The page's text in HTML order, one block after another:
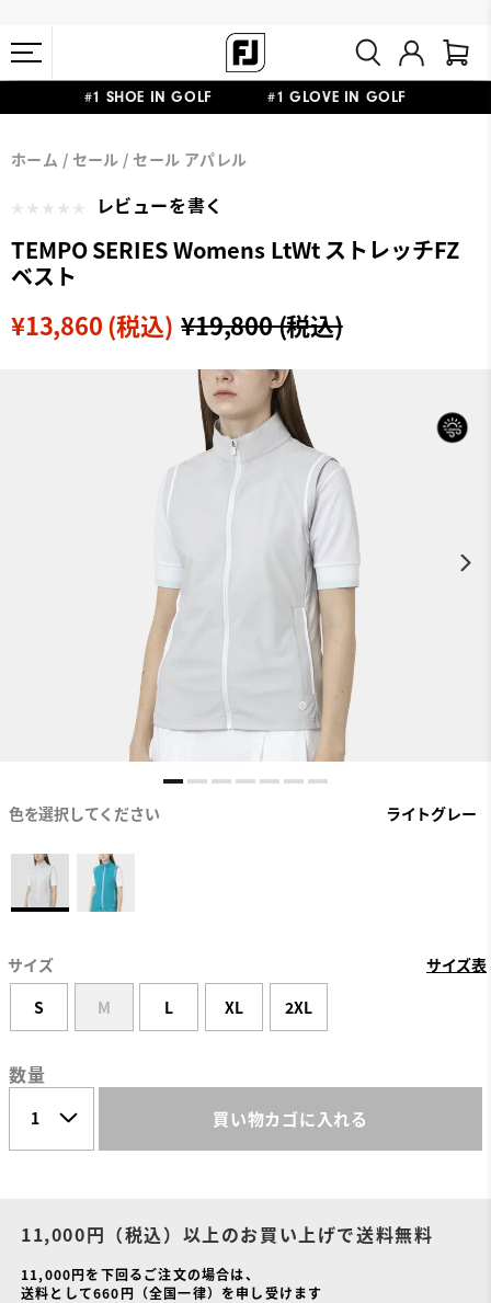
#1 SHOE IN GOLF #1 GLOVE IN GOLF
11,000円
ホーム セール セール アパレル
レビューを書く
TEMPO SERIES Womens LtWt ストレッチFZ
ベスト
¥19,800 (税込)
¥13,860 (税込)
色を選択してください ライトグレー
サイズ
サイズ表
S
M L XL 2XL
数量
買い物カゴに入れる
11,000円（税込）以上のお買い上げで送料無料
11,000円を下回るご注文の場合は、
送料として660円（全国一律）を申し受けます